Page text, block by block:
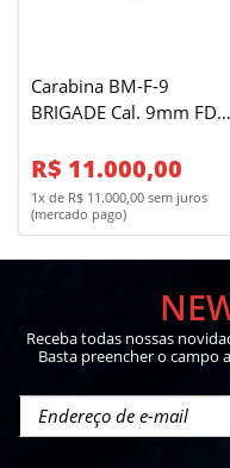
Carabina BM-F-9
BRIGADE Cal. 9mm FDE -
R$ 11.000,00
1x de R$ 11.000,00 sem juros
(mercado pago)
Receba todas nossas
Basta preencher o campo